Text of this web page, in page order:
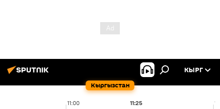
Кыргызстан
КЫРГ
11:00 11:25